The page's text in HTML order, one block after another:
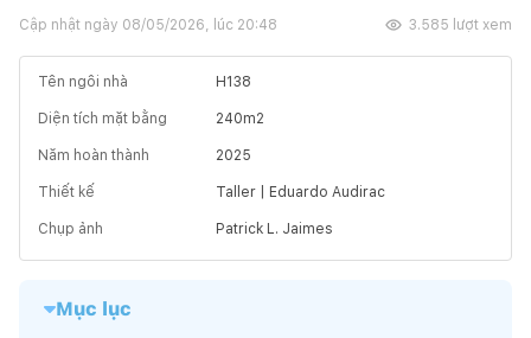
Cập nhật ngày 08/05/2026, lúc 20:48 3.585 lượt xem
Tên ngôi nhà H138
Diện tích mặt bằng 240m2
Năm hoàn thành 2025
Thiết kế Taller | Eduardo Audirac
Chụp ảnh Patrick L. Jaimes
Mục lục